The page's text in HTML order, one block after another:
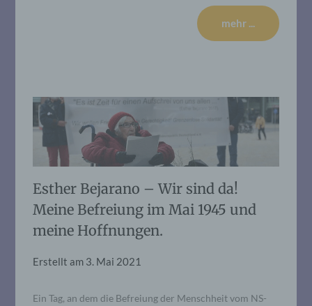
mehr ...
Esther Bejarano – Wir sind da!
Meine Befreiung im Mai 1945 und
meine Hoffnungen.
Erstellt am 3. Mai 2021
Ein Tag, an dem die Befreiung der Menschheit vom NS-